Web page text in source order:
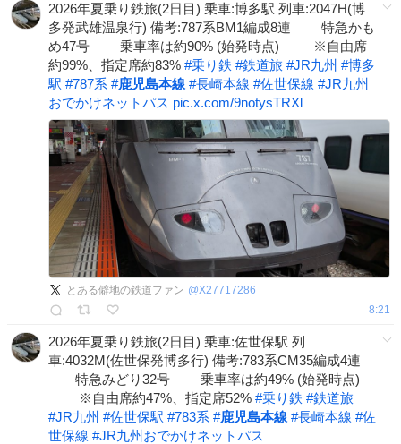
2026年夏乗り鉄旅(2日目) 乗車:博多駅 列車:2047H(博
多発武雄温泉行) 備考:787系BM1編成8連 特急かも
め47号 乗車率は約90% (始発時点) ※自由席
約99%、指定席約83% #乗り鉄 #鉄道旅 #JR九州 #博多
駅 #787系 #鹿児島本線 #長崎本線 #佐世保線 #JR九州
おでかけネットパス pic.x.com/9notysTRXl
とある僻地の鉄道ファン @X27717286
8:21
2026年夏乗り鉄旅(2日目) 乗車:佐世保駅 列
車:4032M(佐世保発博多行) 備考:783系CM35編成4連
特急みどり32号 乗車率は約49% (始発時点)
※自由席約47%、指定席52% #乗り鉄 #鉄道旅
#JR九州 #佐世保駅 #783系 #鹿児島本線 #長崎本線 #佐
世保線 #JR九州おでかけネットパス